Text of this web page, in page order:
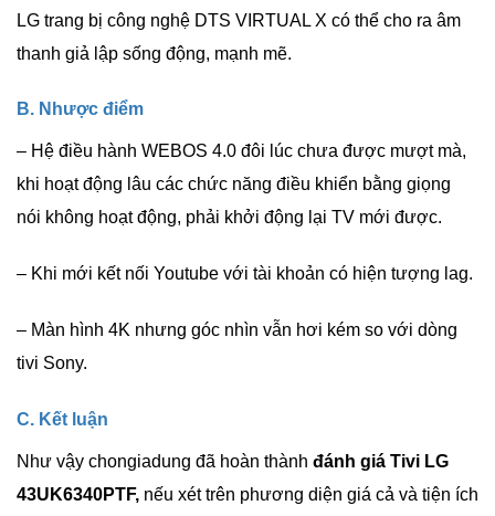
LG trang bị công nghệ DTS VIRTUAL X có thể cho ra âm
thanh giả lập sống động, mạnh mẽ.
B. Nhược điểm
– Hệ điều hành WEBOS 4.0 đôi lúc chưa được mượt mà,
khi hoạt động lâu các chức năng điều khiển bằng giọng
nói không hoạt động, phải khởi động lại TV mới được.
– Khi mới kết nối Youtube với tài khoản có hiện tượng lag.
– Màn hình 4K nhưng góc nhìn vẫn hơi kém so với dòng
tivi Sony.
C. Kết luận
Như vậy chongiadung đã hoàn thành đánh giá Tivi LG
43UK6340PTF, nếu xét trên phương diện giá cả và tiện ích